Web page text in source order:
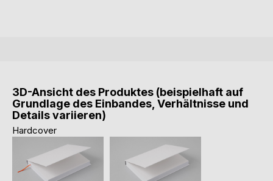
3D-Ansicht des Produktes (beispielhaft auf
Grundlage des Einbandes, Verhältnisse und
Details variieren)
Hardcover